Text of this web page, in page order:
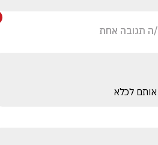
ה תגובה אחת
אותם לכלא